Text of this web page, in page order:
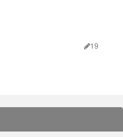
を発揮し、有望なメン
くれました。 しかし、
19